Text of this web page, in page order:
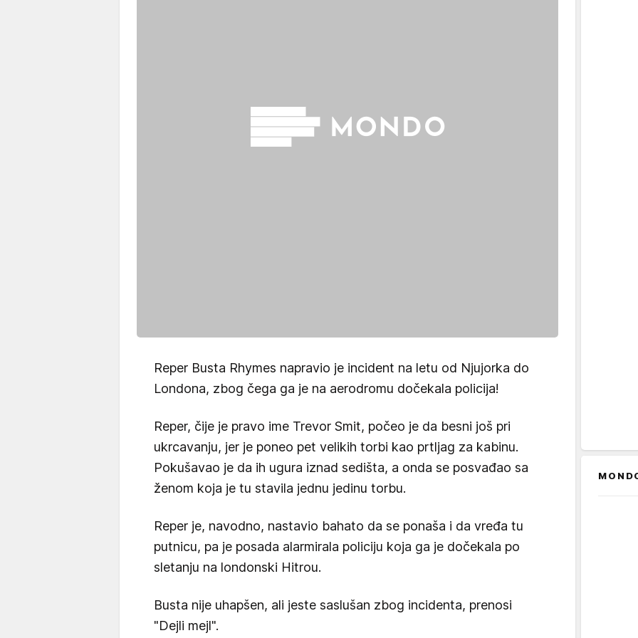
Reper Busta Rhymes napravio je incident na letu od Njujorka do
Londona, zbog čega ga je na aerodromu dočekala policija!
Reper, čije je pravo ime Trevor Smit, počeo je da besni još pri
ukrcavanju, jer je poneo pet velikih torbi kao prtljag za kabinu.
Pokušavao je da ih ugura iznad sedišta, a onda se posvađao sa
ženom koja je tu stavila jednu jedinu torbu.
Reper je, navodno, nastavio bahato da se ponaša i da vređa tu
putnicu, pa je posada alarmirala policiju koja ga je dočekala po
sletanju na londonski Hitrou.
Busta nije uhapšen, ali jeste saslušan zbog incidenta, prenosi
"Dejli mejl".